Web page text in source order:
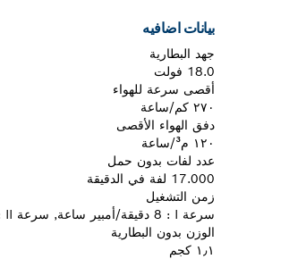
بيانات اضافيه
جهد البطارية
18.0 فولت
أقصى سرعة للهواء
٢٧٠ كم/ساعة
دفق الهواء الأقصى
١٢٠ م³/ساعة
عدد لفات بدون حمل
17.000 لفة في الدقيقة
زمن التشغيل
سرعة I :‏ 8 دقيقة/أمبير ساعة, سرعة II :‏ 3.5 دقيقة/أمبير ساعة
الوزن بدون البطارية
١٫١ كجم